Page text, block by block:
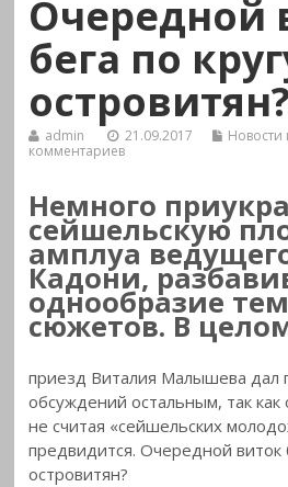
Очередной
бега по
admin 21.09.2017 Новости
комментариев
Немного
сейшельскую
амплуа
Кадони,
однообразие
сюжетов. В
приезд Виталия Малышева дал
обсуждений остальным, так
не считая «сейшельских
предвидится. Очередной виток
островитян?